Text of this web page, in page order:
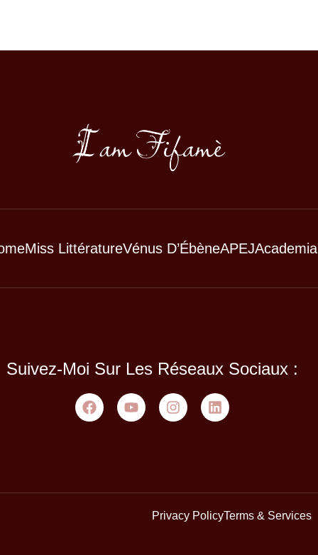
Miss LittératureVénus D’ÉbèneAPEJAcademia
Suivez-Moi Sur Les Réseaux Sociaux :
Privacy PolicyTerms & Services